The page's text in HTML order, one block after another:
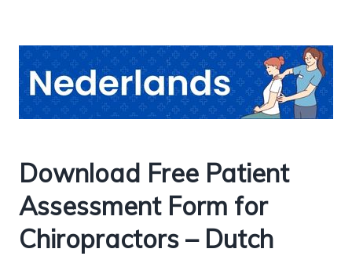
Download Free Patient
Assessment Form for
Chiropractors – Dutch